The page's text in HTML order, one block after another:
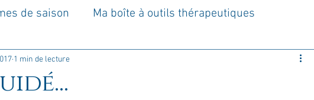
de saison Ma boîte à outils thérapeutiques
Rome : voyage Méthodologie
1 min de lecture